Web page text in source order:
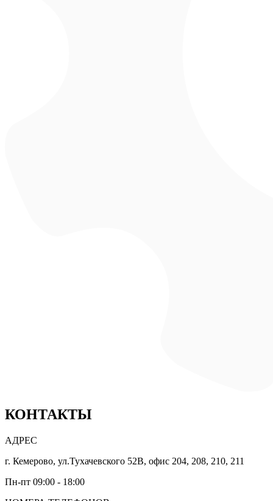
КОНТАКТЫ
АДРЕС
г. Кемерово, ул.Тухачевского 52В, офис 204, 208, 210, 211
Пн-пт 09:00 - 18:00